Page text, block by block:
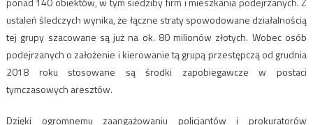
ustaleń śledczych wynika, że łączne straty spowodowane działalnością
tej grupy szacowane są już na ok. 80 milionów złotych. Wobec osób
podejrzanych o założenie i kierowanie tą grupą przestępczą od grudnia
2018 roku stosowane są środki zapobiegawcze w postaci
tymczasowych aresztów.
Dzięki ogromnemu zaangażowaniu policjantów i prokuratorów